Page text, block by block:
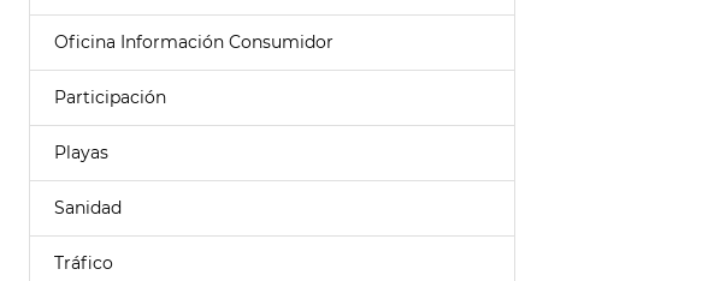
Oficina Información Consumidor
Participación
Playas
Sanidad
Tráfico